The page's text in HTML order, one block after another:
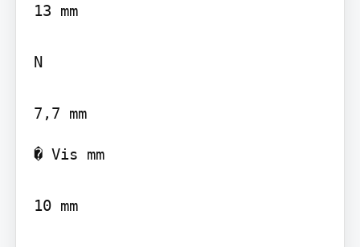
13 mm
N
7,7 mm
� Vis mm
10 mm